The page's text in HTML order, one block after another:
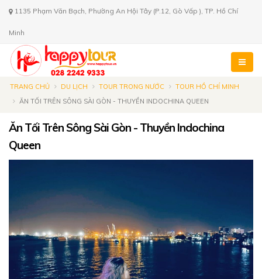
1135 Phạm Văn Bạch, Phường An Hội Tây (P.12, Gò Vấp ), TP. Hồ Chí
Minh
TRANG CHỦ DU LỊCH TOUR TRONG NƯỚC
TOUR HỒ CHÍ MINH
ĂN TỐI TRÊN SÔNG SÀI GÒN - THUYỀN INDOCHINA QUEEN
Ăn Tối Trên Sông Sài Gòn - Thuyền Indochina
Queen